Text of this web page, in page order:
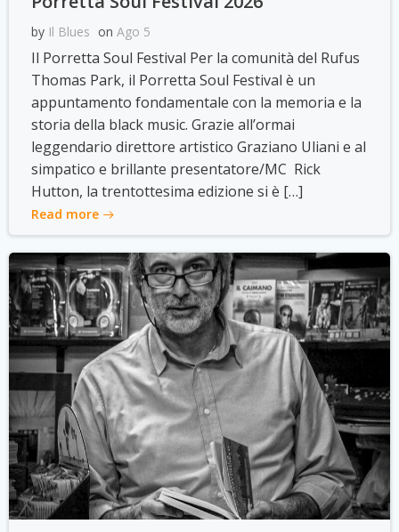
by Il Blues on Ago 5
Il Porretta Soul Festival Per la comunità del Rufus
Thomas Park, il Porretta Soul Festival è un
appuntamento fondamentale con la memoria e la
storia della black music. Grazie all’ormai
leggendario direttore artistico Graziano Uliani e al
simpatico e brillante presentatore/MC Rick
Hutton, la trentottesima edizione si è […]
Read more